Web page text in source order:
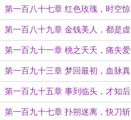
恶
第一百八十七章 红色玫瑰，时空惊
吓
第一百八十九章 金钱美人，都是虚
无
第一百九十一章 桃之夭夭，痛失爱
猫
第一百九十三章 梦回最初，血脉真
相
第一百九十五章 事到临头，才知后
悔
第一百九十七章 扑朔迷离，快刀斩